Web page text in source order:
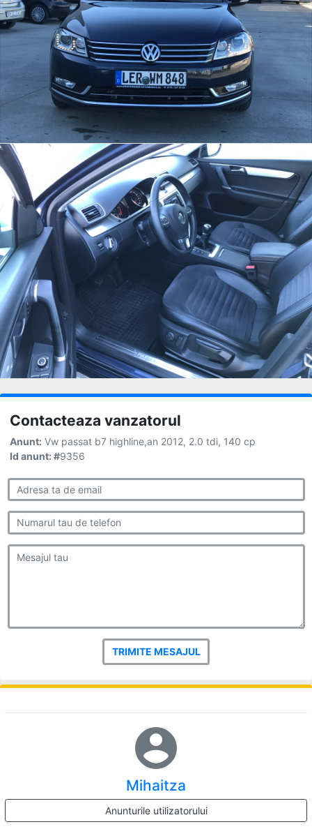
Contacteaza vanzatorul
Anunt: Vw passat b7 highline,an 2012, 2.0 tdi, 140 cp
Id anunt: #9356
TRIMITE MESAJUL
account_circle
Mihaitza
Anunturile utilizatorului